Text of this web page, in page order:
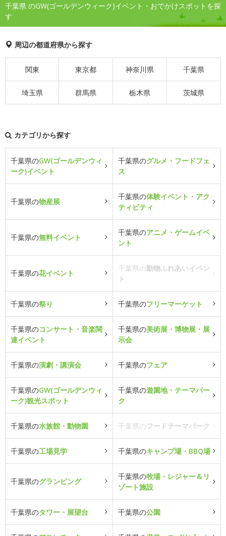
千葉県 のGW(ゴールデンウィーク)イベント・おでかけスポットを探
す
周辺の都道府県から探す
関東 東京都 神奈川県 千葉県
埼玉県 群馬県 栃木県 茨城県
カテゴリから探す
千葉県のGW(ゴールデンウィ
ーク)イベント
千葉県のグルメ・フードフェ
ス
千葉県の物産展
千葉県の体験イベント・アク
ティビティ
千葉県の無料イベント
千葉県のアニメ・ゲームイベ
ント
千葉県の花イベント
千葉県の動物ふれあいイベン
ト
千葉県の祭り 千葉県のフリーマーケット
千葉県のコンサート・音楽関
連イベント
千葉県の美術展・博物展・展
示会
千葉県の演劇・講演会 千葉県のフェア
千葉県のGW(ゴールデンウィ
ーク)観光スポット
千葉県の遊園地・テーマパー
ク
千葉県の水族館・動物園 千葉県のフードテーマパーク
千葉県の工場見学 千葉県のキャンプ場・BBQ場
千葉県のグランピング
千葉県の牧場・レジャー＆リ
ゾート施設
千葉県のタワー・展望台 千葉県の公園